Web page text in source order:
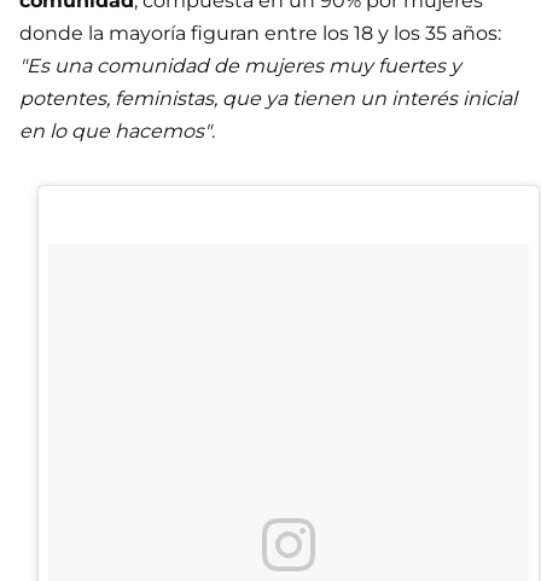
donde la mayoría figuran entre los 18 y los 35 años:
"Es una comunidad de mujeres muy fuertes y
potentes, feministas, que ya tienen un interés inicial
en lo que hacemos".